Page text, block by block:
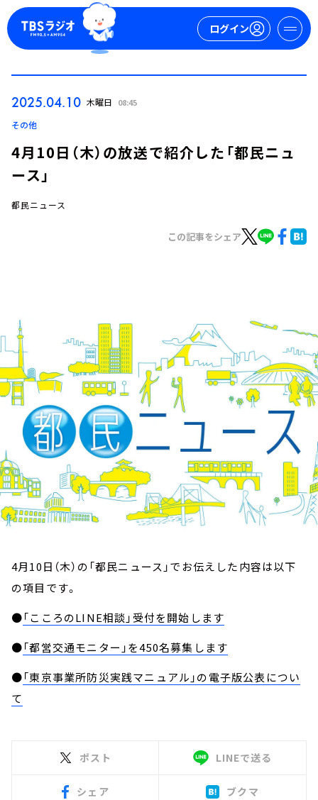
ログイン
イベント・グッズ
YouTube
会社情報
2025.04.10 木曜日 08:45
その他
4月10日（木）の放送で紹介した「都民ニュ
ース」
都民ニュース
この記事をシェア
4月10日（木）の「都民ニュース」でお伝えした内容は以下
の項目です。
●「こころのLINE相談」受付を開始します
●「都営交通モニター」を450名募集します
●「東京事業所防災実践マニュアル」の電子版公表につい
て
ポスト LINEで送る
シェア ブクマ